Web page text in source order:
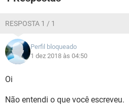
RESPOSTA 1 / 1
Perfil bloqueado
1 dez 2018 às 04:50
Oi
Não entendi o que você escreveu.